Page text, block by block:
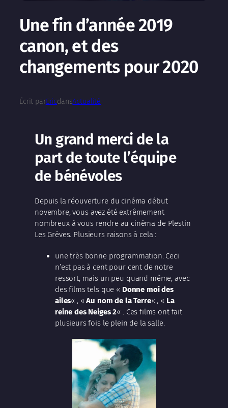
Une fin d’année 2019
canon, et des
changements pour 2020
Écrit parEricdansActualité
Un grand merci de la
part de toute l’équipe
de bénévoles
Depuis la réouverture du cinéma début
novembre, vous avez été extrêmement
nombreux à vous rendre au cinéma de Plestin
Les Grèves. Plusieurs raisons à cela :
une très bonne programmation. Ceci
n’est pas à cent pour cent de notre
ressort, mais un peu quand même, avec
des films tels que « Donne moi des
ailes« , «Au nom de la Terre« , « La
reine des Neiges 2« . Ces films ont fait
plusieurs fois le plein de la salle.